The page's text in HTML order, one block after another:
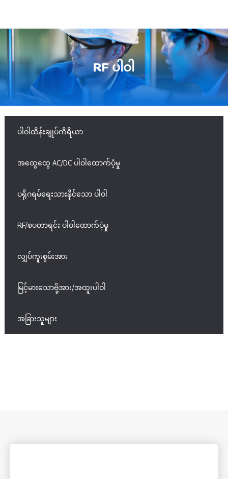
RF ပါဝါ
ပါဝါထိန်းချုပ်ကိရိယာ
အထွေထွေ AC/DC ပါဝါထောက်ပံ့မှု
ပရိုဂရမ်ရေးသားနိုင်သော ပါဝါ
RF/စပတာရင်း ပါဝါထောက်ပံ့မှု
လျှပ်ကူးစွမ်းအား
မြင့်မားသောဗို့အား/အထူးပါဝါ
အခြားသူများ